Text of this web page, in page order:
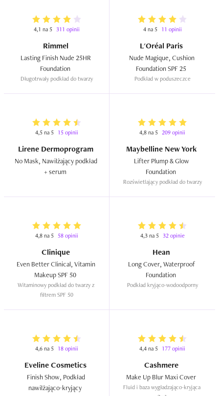
produkt dość udany.
4,1 na 5 311 opinii
Rimmel
Lasting Finish Nude 25HR
Długotrwały podkład do twarzy
4 na 5 11 opinii
L'Oréal Paris
Nude Magique, Cushion
Podkład w poduszeczce
4,5 na 5 15 opinii
Lirene Dermoprogram
No Mask, Nawilżający podkład
4,8 na 5 209 opinii
Maybelline New York
Lifter Plump & Glow
Rozświetlający podkład do twarzy
4,8 na 5 58 opinii
Clinique
Even Better Clinical, Vitamin
Witaminowy podkład do twarzy z
filtrem SPF 50
4,3 na 5 32 opinie
Hean
Long Cover, Waterproof
Podkład kryjąco-wodoodporny
4,6 na 5 18 opinii
Eveline Cosmetics
Finish Show, Podkład
4,4 na 5 177 opinii
Cashmere
Fluid i baza wygładzająco-kryjąca